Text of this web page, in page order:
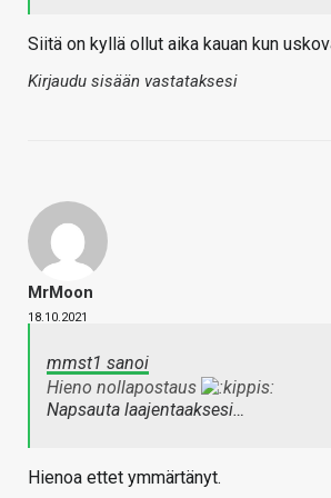
Siitä on kyllä ollut aika kauan kun
Kirjaudu sisään vastataksesi
MrMoon
18.10.2021
mmst1 sanoi
Hieno nollapostaus
Napsauta laajentaaksesi…
Hienoa ettet ymmärtänyt.